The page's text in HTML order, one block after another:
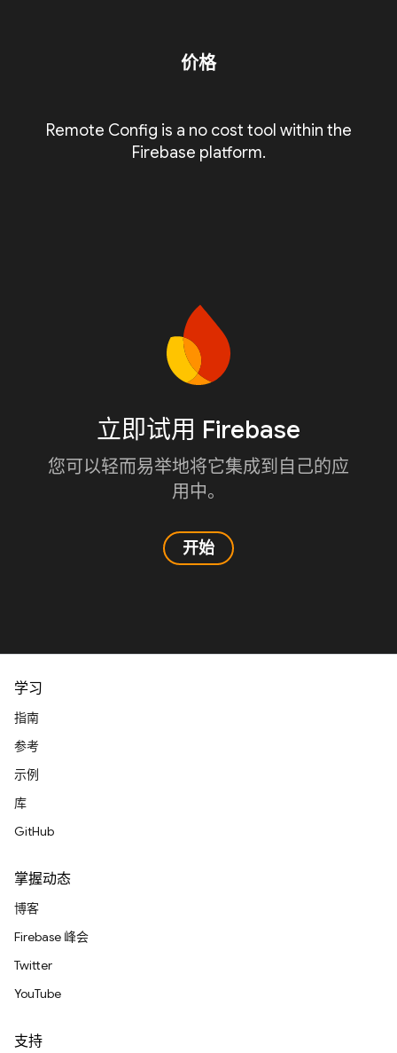
价格
Remote Config is a no cost tool within the
Firebase platform.
立即试用 Firebase
您可以轻而易举地将它集成到自己的应
用中。
开始
学习
指南
参考
示例
库
GitHub
掌握动态
博客
Firebase 峰会
Twitter
YouTube
支持